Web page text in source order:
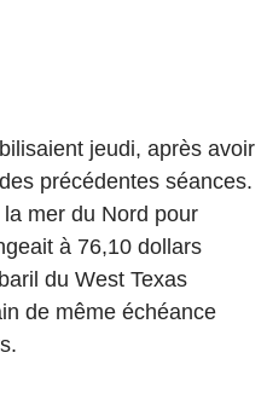
jeudi, après avoir
précédentes séances.
mer du Nord pour
à 76,10 dollars
du West Texas
de même échéance